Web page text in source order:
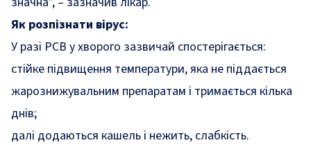
Як розпізнати вірус:
У разі РСВ у хворого зазвичай спостерігається:
стійке підвищення температури, яка не піддається
жарознижувальним препаратам і тримається кілька
днів;
далі додаються кашель і нежить, слабкість.